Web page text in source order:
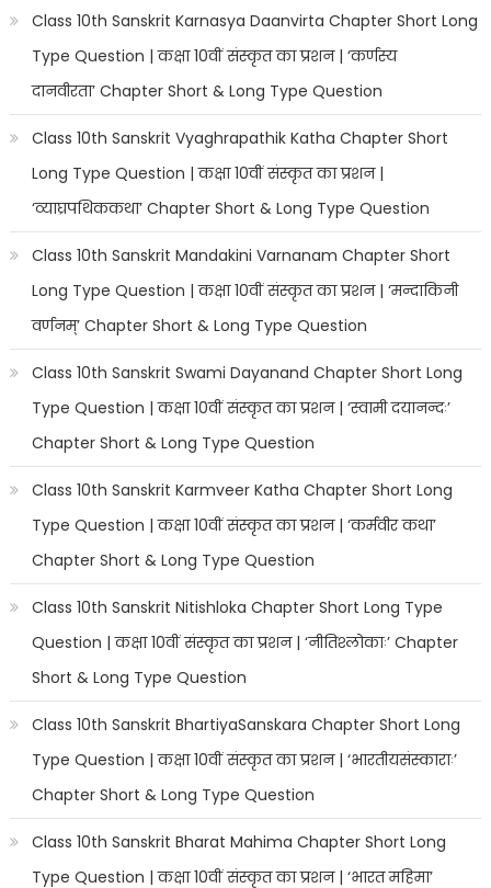
Class 10th Sanskrit Karnasya Daanvirta Chapter Short Long
Type Question | कक्षा 10वीं संस्कृत का प्रशन | ‘कर्णस्य
दानवीरता’ Chapter Short & Long Type Question
Class 10th Sanskrit Vyaghrapathik Katha Chapter Short
Long Type Question | कक्षा 10वीं संस्कृत का प्रशन |
‘व्याघ्रपथिककथा’ Chapter Short & Long Type Question
Class 10th Sanskrit Mandakini Varnanam Chapter Short
Long Type Question | कक्षा 10वीं संस्कृत का प्रशन | ‘मन्दाकिनी
वर्णनम्’ Chapter Short & Long Type Question
Class 10th Sanskrit Swami Dayanand Chapter Short Long
Type Question | कक्षा 10वीं संस्कृत का प्रशन | ‘स्वामी दयानन्दः’
Chapter Short & Long Type Question
Class 10th Sanskrit Karmveer Katha Chapter Short Long
Type Question | कक्षा 10वीं संस्कृत का प्रशन | ‘कर्मवीर कथा’
Chapter Short & Long Type Question
Class 10th Sanskrit Nitishloka Chapter Short Long Type
Question | कक्षा 10वीं संस्कृत का प्रशन | ‘नीतिश्लोकाः’ Chapter
Short & Long Type Question
Class 10th Sanskrit BhartiyaSanskara Chapter Short Long
Type Question | कक्षा 10वीं संस्कृत का प्रशन | ‘भारतीयसंस्काराः’
Chapter Short & Long Type Question
Class 10th Sanskrit Bharat Mahima Chapter Short Long
Type Question | कक्षा 10वीं संस्कृत का प्रशन | ‘भारत महिमा’